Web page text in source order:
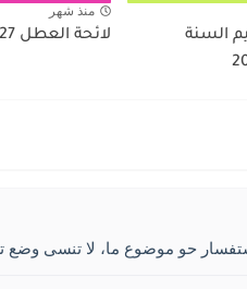
السنة
منذ شهر
لائحة العطل 2026/2027
حو موضوع ما، لا تنسى وضع